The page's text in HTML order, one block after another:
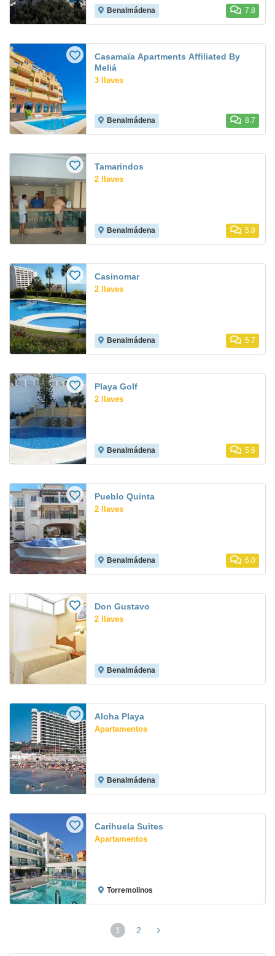
Benalmádena 7.8
Casamaïa Apartments Affiliated By
Meliá
3 llaves
Benalmádena 8.7
Tamarindos
2 llaves
Benalmádena 5.8
Casinomar
2 llaves
Benalmádena 5.7
Playa Golf
2 llaves
Benalmádena 5.6
Pueblo Quinta
2 llaves
Benalmádena 6.0
Don Gustavo
2 llaves
Benalmádena
Aloha Playa
Apartamentos
Benalmádena
Carihuela Suites
Apartamentos
Torremolinos
1
(página
2